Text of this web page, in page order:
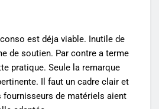
est déja viable. Inutile de
de soutien. Par contre a terme
pratique. Seule la remarque
Il faut un cadre clair et
fournisseurs de matériels aient